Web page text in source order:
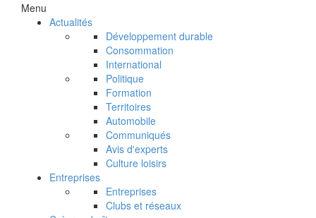
Menu
Actualités
Développement durable
Consommation
International
Politique
Formation
Territoires
Automobile
Communiqués
Avis d'experts
Culture loisirs
Entreprises
Entreprises
Clubs et réseaux